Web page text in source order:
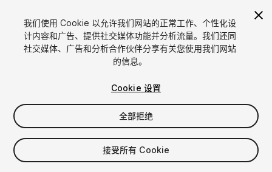
1/9
$19.99
席位
我们使用 Cookie 以允许我们网站的正常工作、个性化设
计内容和广告、提供社交媒体功能并分析流量。我们还同
社交媒体、广告和分析合作伙伴分享有关您使用我们网站
的信息。
Cookie 设置
全部拒绝
接受所有 Cookie